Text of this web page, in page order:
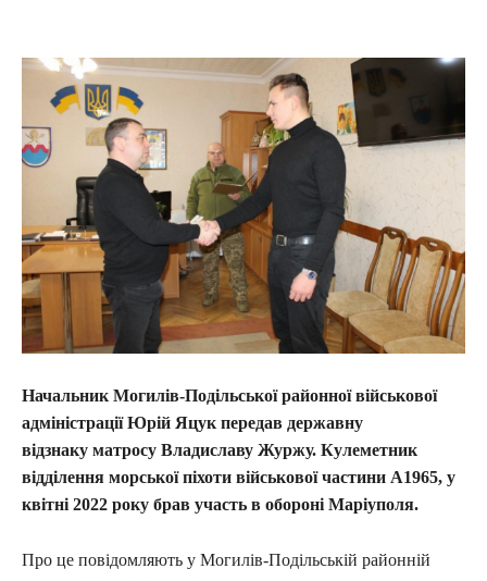
Начальник Могилів-Подільської районної військової
адміністрації Юрій Яцук передав державну
відзнаку матросу Владиславу Журжу. Кулеметник
відділення морської піхоти військової частини А1965, у
квітні 2022 року брав участь в обороні Маріуполя.
Про це повідомляють у Могилів-Подільській районній